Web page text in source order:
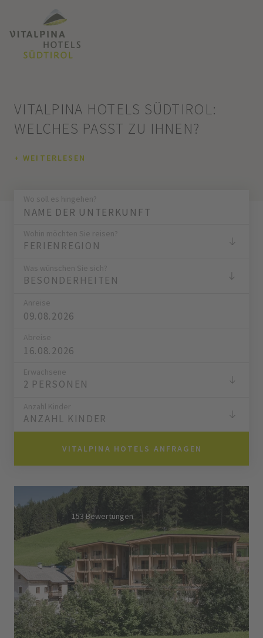
VITALPINA HOTELS SÜDTIROL:
WELCHES PASST ZU IHNEN?
+ WEITERLESEN
Wo soll es hingehen?
Wohin möchten Sie reisen?
FERIENREGION
Was wünschen Sie sich?
BESONDERHEITEN
Anreise
Abreise
Erwachsene
2 PERSONEN
Anzahl Kinder
ANZAHL KINDER
VITALPINA HOTELS ANFRAGEN
9,8 153 Bewertungen